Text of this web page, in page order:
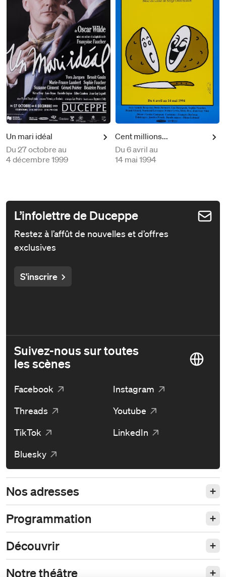
Un mari idéal
Du 27 octobre au
4 décembre 1999
Cent millions...
Du 6 avril au
14 mai 1994
L’infolettre de Duceppe
Restez à l’affût de nouvelles et d’offres
exclusives
S'inscrire
Suivez-nous sur toutes
les scènes
Facebook
Instagram
Threads
Youtube
TikTok
LinkedIn
Bluesky
Nos adresses
Programmation
Découvrir
Notre théâtre